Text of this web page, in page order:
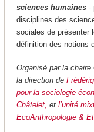
sciences humaines-
disciplines des
sociales de présenter
définition des notions
Organisé par la
la direction de
pour la sociologie
Châtelet, et l’unité
EcoAnthropologie &